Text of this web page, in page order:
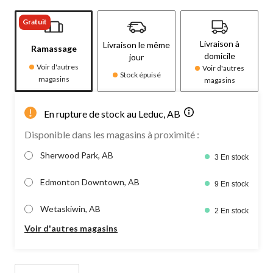
Gratuit
Ramassage
Voir d'autres
magasins
Livraison le même
jour
Stock épuisé
Livraison à
domicile
Voir d'autres
magasins
En rupture de stock au Leduc, AB
Disponible dans les magasins à proximité :
Sherwood Park, AB 3 En stock
Edmonton Downtown, AB 9 En stock
Wetaskiwin, AB 2 En stock
Voir d'autres magasins